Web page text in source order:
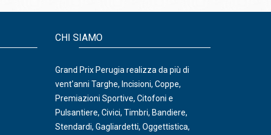
CHI SIAMO
Grand Prix Perugia realizza da più di
vent'anni Targhe, Incisioni, Coppe,
Premiazioni Sportive, Citofoni e
Pulsantiere, Civici, Timbri, Bandiere,
Stendardi, Gagliardetti, Oggettistica,